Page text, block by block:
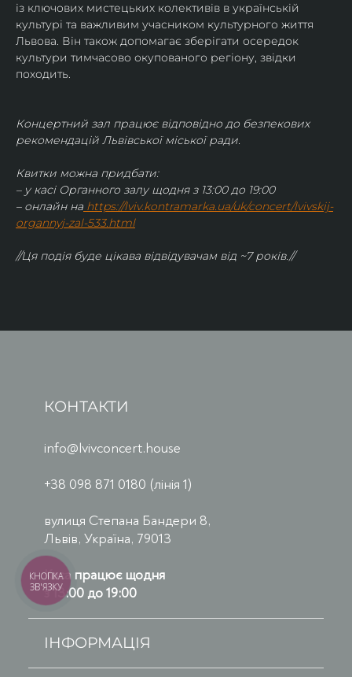
із ключових мистецьких колективів в українській
культурі та важливим учасником культурного життя
Львова. Він також допомагає зберігати осередок
культури тимчасово окупованого регіону, звідки
походить.
Концертний зал працює відповідно до безпекових
рекомендацій Львівської міської ради.
Квитки можна придбати:
– у касі Органного залу щодня з 13:00 до 19:00
– онлайн на https://lviv.kontramarka.ua/uk/concert/lvivskij-
organnyj-zal-533.html
//Ця подія буде цікава відвідувачам від ~7 років.//
КОНТАКТИ
info@lvivconcert.house
+38 098 871 0180 (лінія 1)
вулиця Степана Бандери 8,
Львів, Україна, 79013
Каса працює щодня
з 13:00 до 19:00
ІНФОРМАЦІЯ
КНОПКА
ЗВ'ЯЗКУ